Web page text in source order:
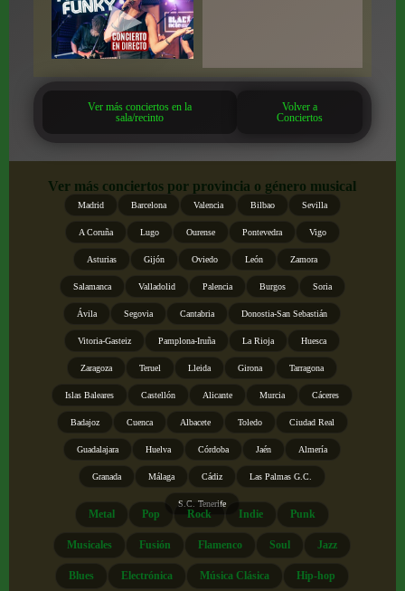
Ver más conciertos en la
sala/recinto
Volver a
Conciertos
Ver más conciertos por provincia o género musical
Madrid Barcelona Valencia Bilbao Sevilla
A Coruña Lugo Ourense Pontevedra Vigo
Asturias Gijón Oviedo León Zamora
Salamanca Valladolid Palencia Burgos Soria
Ávila Segovia Cantabria Donostia-San Sebastián
Vitoria-Gasteiz Pamplona-Iruña La Rioja Huesca
Zaragoza Teruel Lleida Girona Tarragona
Islas Baleares Castellón Alicante Murcia Cáceres
Badajoz Cuenca Albacete Toledo Ciudad Real
Guadalajara Huelva Córdoba Jaén Almería
Granada Málaga Cádiz Las Palmas G.C.
S.C. Tenerife
Metal Pop Rock Indie Punk
Musicales Fusión Flamenco Soul Jazz
Blues Electrónica Música Clásica Hip-hop